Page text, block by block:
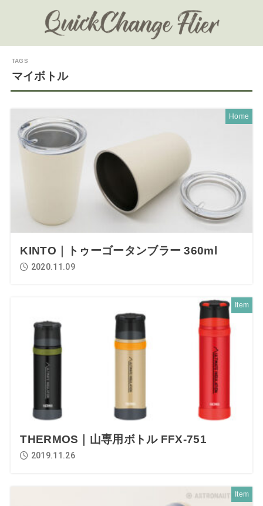
マイボトル
Home
KINTO｜トゥーゴータンブラー 360ml
2020.11.09
Item
THERMOS｜山専用ボトル FFX-751
2019.11.26
Item